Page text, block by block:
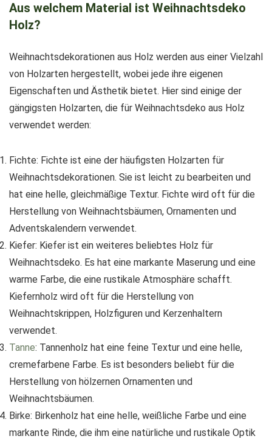
Aus welchem Material ist Weihnachtsdeko
Holz?
Weihnachtsdekorationen aus Holz werden aus einer Vielzahl
von Holzarten hergestellt, wobei jede ihre eigenen
Eigenschaften und Ästhetik bietet. Hier sind einige der
gängigsten Holzarten, die für Weihnachtsdeko aus Holz
verwendet werden:
Fichte: Fichte ist eine der häufigsten Holzarten für
Weihnachtsdekorationen. Sie ist leicht zu bearbeiten und
hat eine helle, gleichmäßige Textur. Fichte wird oft für die
Herstellung von Weihnachtsbäumen, Ornamenten und
Adventskalendern verwendet.
Kiefer: Kiefer ist ein weiteres beliebtes Holz für
Weihnachtsdeko. Es hat eine markante Maserung und eine
warme Farbe, die eine rustikale Atmosphäre schafft.
Kiefernholz wird oft für die Herstellung von
Weihnachtskrippen, Holzfiguren und Kerzenhaltern
verwendet.
Tanne: Tannenholz hat eine feine Textur und eine helle,
cremefarbene Farbe. Es ist besonders beliebt für die
Herstellung von hölzernen Ornamenten und
Weihnachtsbäumen.
Birke: Birkenholz hat eine helle, weißliche Farbe und eine
markante Rinde, die ihm eine natürliche und rustikale Optik